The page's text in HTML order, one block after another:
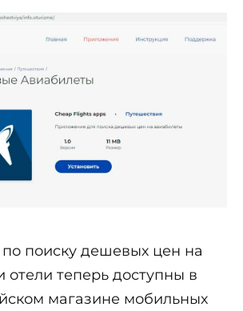
поиску дешевых цен на
отели теперь доступны в
магазине мобильных